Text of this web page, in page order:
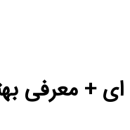
+ معرفی